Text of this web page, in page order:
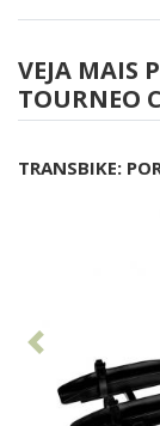
VEJA MAIS
TOURNEO
TRANSBIKE: